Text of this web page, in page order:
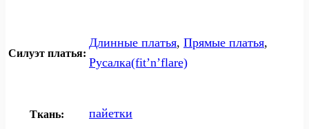
Силуэт платья:
Длинные платья, Прямые платья,
Русалка(fit’n’flare)
Ткань: пайетки